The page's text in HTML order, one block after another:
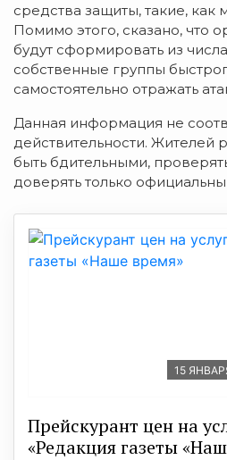
средства защиты, такие, как
Помимо этого, сказано, что
будут сформировать из
собственные группы
самостоятельно отражать
Данная информация не
действительности. Жителей
быть бдительными,
доверять только
15
Прейскурант цен на
«Редакция газеты